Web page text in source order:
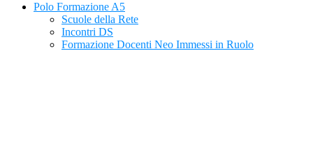
Polo Formazione A5
Scuole della Rete
Incontri DS
Formazione Docenti Neo Immessi in Ruolo